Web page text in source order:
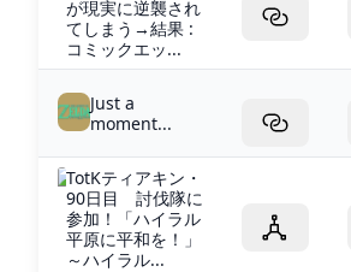
が現実に逆襲され
てしまう→結果 :
コミックエッ...
Just a
moment...
TotKティアキン・
90日目 討伐隊に
参加！「ハイラル
平原に平和を！」
～ハイラル...